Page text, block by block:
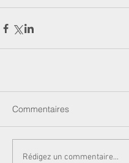
Commentaires
Rédigez un commentaire...